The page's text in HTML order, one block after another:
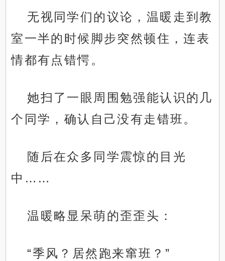
无视同学们的议论，温暖走到教
室一半的时候脚步突然顿住，连表
情都有点错愕。
她扫了一眼周围勉强能认识的几
个同学，确认自己没有走错班。
随后在众多同学震惊的目光
中……
温暖略显呆萌的歪歪头：
“季风？居然跑来窜班？”